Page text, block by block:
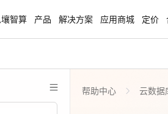
等，助您降本增
安全隔离版
壤智算 产品 解决方案 应用商城 定价
帮助中心 云数据